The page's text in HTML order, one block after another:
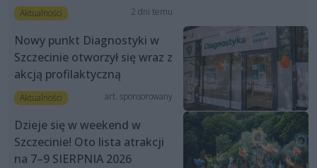
Aktualności 2 dni temu
Nowy punkt Diagnostyki w
Szczecinie otworzył się wraz z
akcją profilaktyczną
Aktualności art. sponsorowany
Dzieje się w weekend w
Szczecinie! Oto lista atrakcji
na 7–9 SIERPNIA 2026